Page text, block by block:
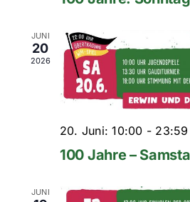
JUNI
20
2026
20. Juni: 10:00 - 23:59
100 Jahre –
JUNI